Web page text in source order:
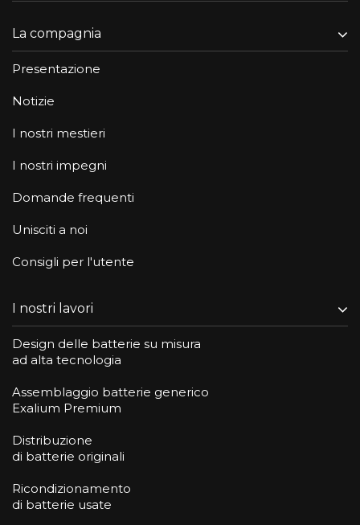
La compagnia
Presentazione
Notizie
I nostri mestieri
I nostri impegni
Domande frequenti
Unisciti a noi
Consigli per l'utente
I nostri lavori
Design delle batterie su misura
ad alta tecnologia
Assemblaggio batterie generico
Exalium Premium
Distribuzione
di batterie originali
Ricondizionamento
di batterie usate